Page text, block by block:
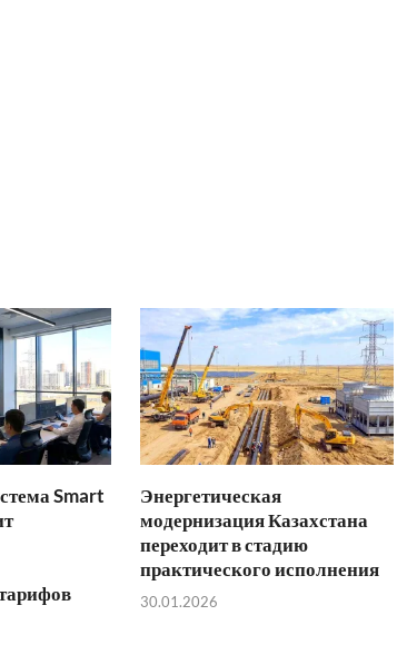
Smart
Энергетическая
модернизация Казахстана
переходит в стадию
практического исполнения
30.01.2026